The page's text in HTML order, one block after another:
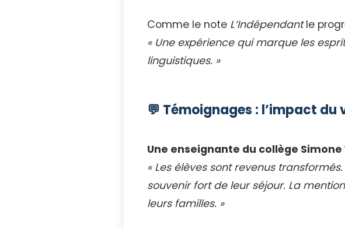
Comme le note L’Indépendantle
« Une expérience qui marque les
linguistiques. »
💬 Témoignages : l’impact
Une enseignante du collège Simone
« Les élèves sont revenus
souvenir fort de leur séjour. La
leurs familles. »